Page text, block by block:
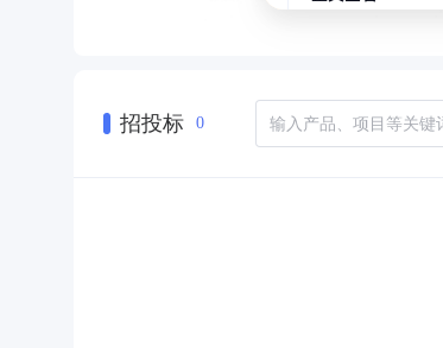
招投标 0